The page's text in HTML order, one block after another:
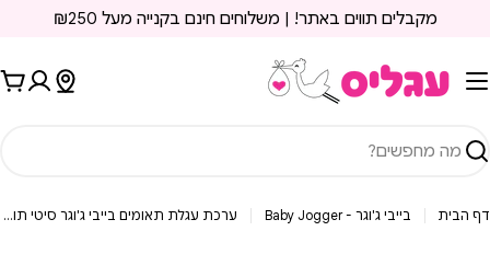
מקבלים תווים באתר! | משלוחים חינם בקנייה מעל ₪250
חיפוש
דף הבית בייבי ג'וגר - Baby Jogger ערכת עגלת תאומים בייבי ג'וגר סיטי תור 2 + 2 יח' פגוש שחור זפת | Baby Jogger City Tour 2 Double Pitch Black